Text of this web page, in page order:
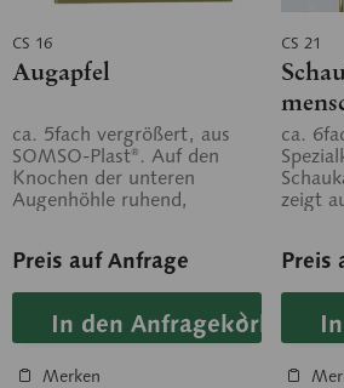
CS 16
Augapfel
ca. 5fach vergrößert, aus
SOMSO-Plast®. Auf den
Knochen der unteren
Augenhöhle ruhend,
Preis auf Anfrage
In den Anfragekorb
Merken
CS 21
ca.
zeigt
Preis